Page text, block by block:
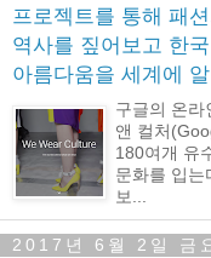
프로젝트를 통해 패
역사를 짚어보고 한
아름다움을 세계에
구글의 온라
앤 컬처
180여개 유
문화를 입는
보...
2017년 6월 2일 금